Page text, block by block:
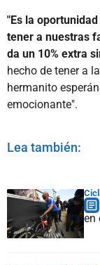
"Es la
tener a nuestras
da un 10% extra
hecho de tener a
hermanito
emocionante".
Lea también:
en